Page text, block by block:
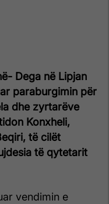
Dega në Lipjan
paraburgimin për
dhe zyrtarëve
Konxheli,
të cilët
të qytetarit
vendimin e